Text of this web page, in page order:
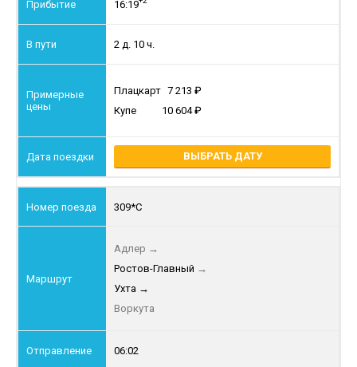
16:19
2 д. 10 ч.
Плацкарт 7 213
Купе
10 604
ВЫБРАТЬ ДАТУ
309*С
Адлер →
Ростов-Главный →
Ухта →
Воркута
06:02